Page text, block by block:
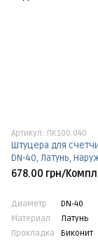
Артикул: ЛК100.040
Штуцера для
DN-40, Латунь,
внутренняя резьба
678.00 грн/
Диаметр
DN-40
Материал
Латунь
Прокладка
Биконит